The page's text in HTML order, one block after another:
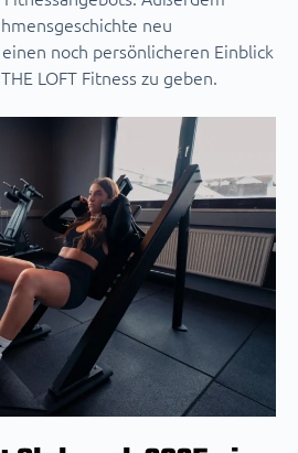
neu
noch persönlicheren Einblick
LOFT Fitness zu geben.